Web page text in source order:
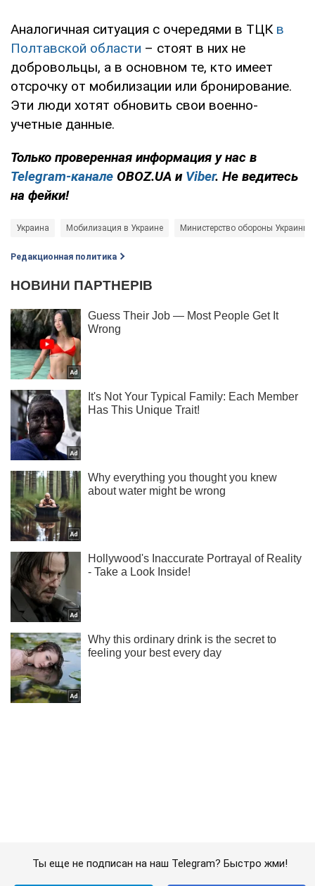
Аналогичная ситуация с очередями в ТЦК в
Полтавской области – стоят в них не
добровольцы, а в основном те, кто имеет
отсрочку от мобилизации или бронирование.
Эти люди хотят обновить свои военно-
учетные данные.
Только проверенная информация у нас в
Telegram-канале OBOZ.UA и Viber. Не ведитесь
на фейки!
Украина Мобилизация в Украине Министерство обороны Украины
Редакционная политика